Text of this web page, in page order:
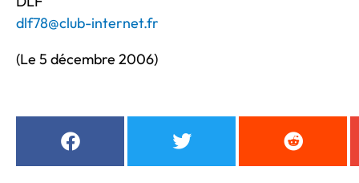
dlf78@club-internet.fr
(Le 5 décembre 2006)